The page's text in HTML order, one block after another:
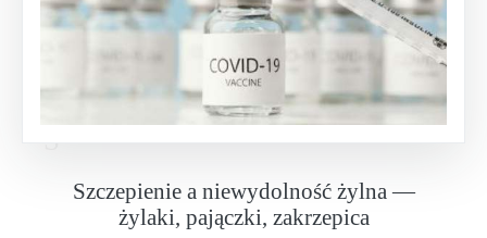
Szczepienie a niewydolność żylna —
żylaki, pajączki, zakrzepica